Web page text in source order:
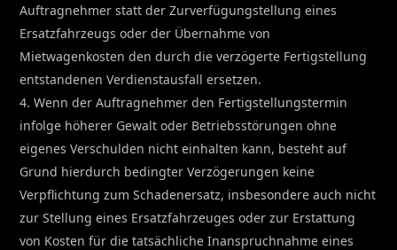
Auftragnehmer statt der Zurverfügungstellung eines
Ersatzfahrzeugs oder der Übernahme von
Mietwagenkosten den durch die verzögerte Fertigstellung
entstandenen Verdienstausfall ersetzen.
4. Wenn der Auftragnehmer den Fertigstellungstermin
infolge höherer Gewalt oder Betriebsstörungen ohne
eigenes Verschulden nicht einhalten kann, besteht auf
Grund hierdurch bedingter Verzögerungen keine
Verpflichtung zum Schadenersatz, insbesondere auch nicht
zur Stellung eines Ersatzfahrzeuges oder zur Erstattung
von Kosten für die tatsächliche Inanspruchnahme eines